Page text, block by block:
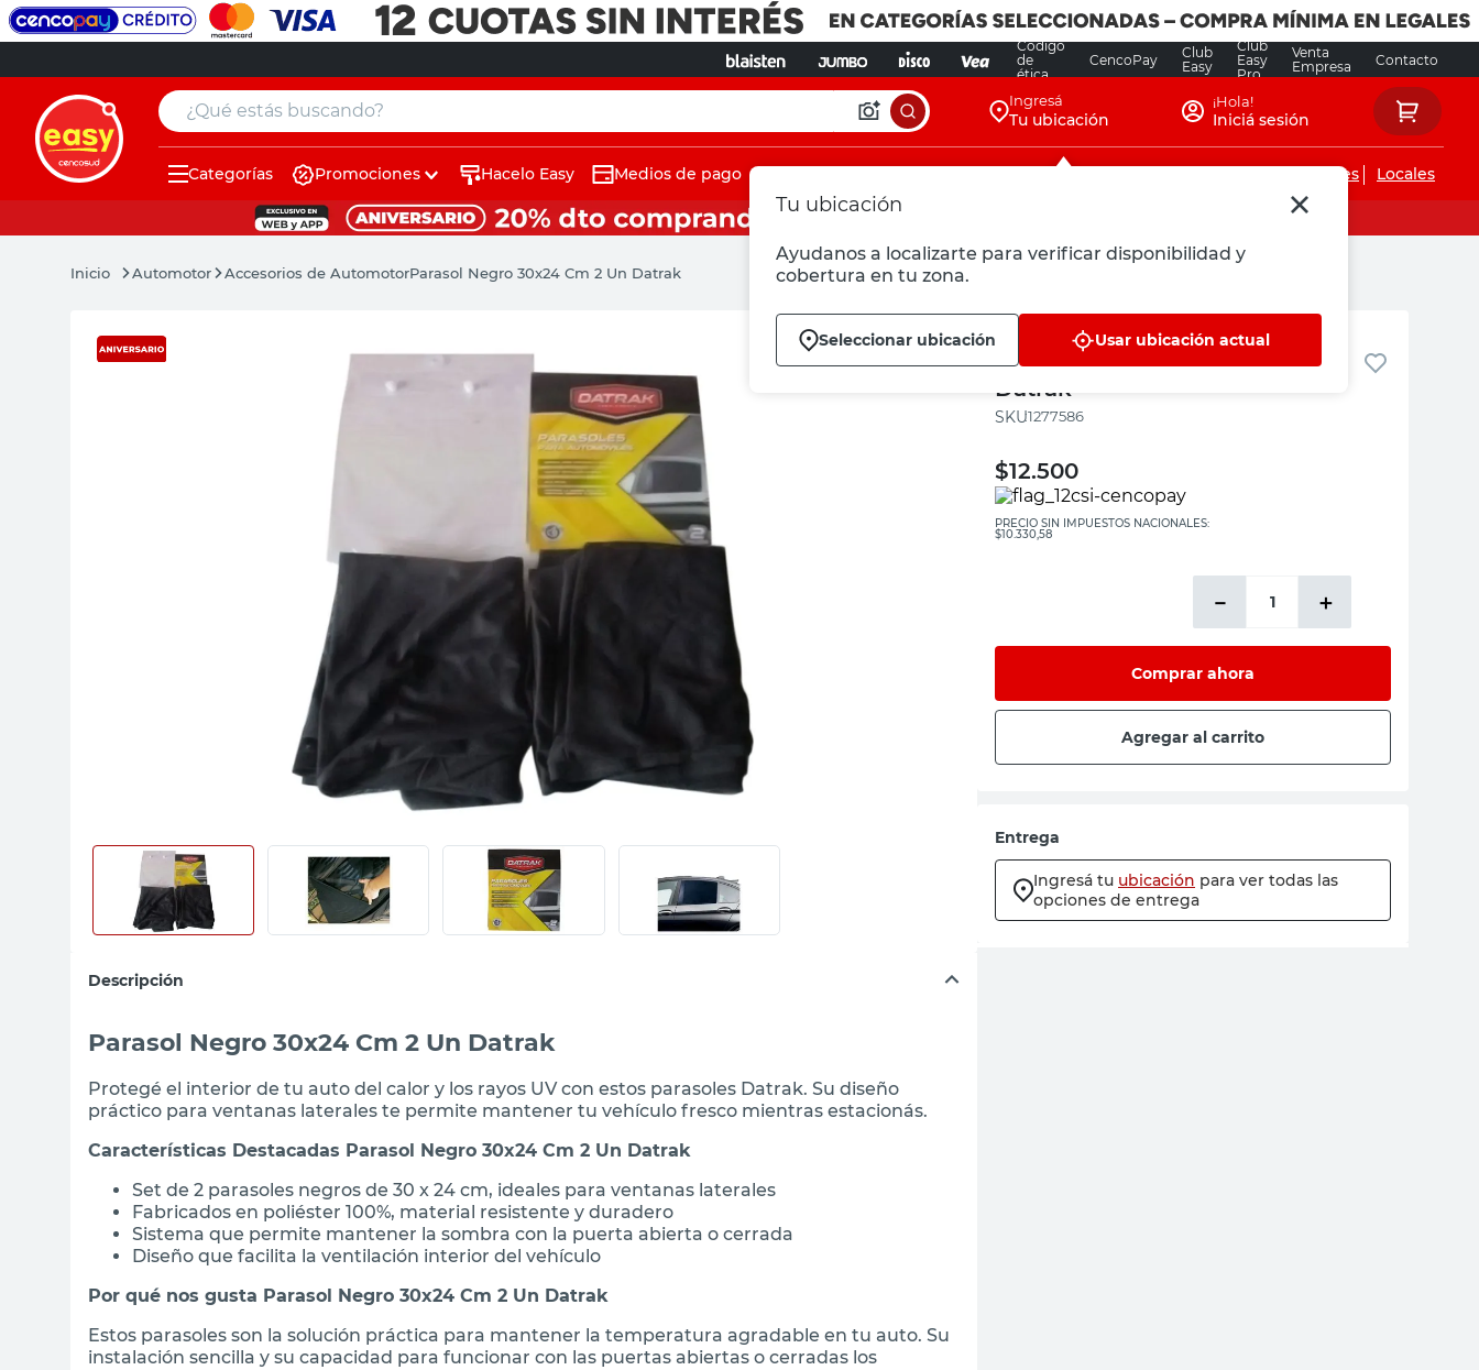
Código
de
ética
CencoPay
Club
Easy
Club
Easy
Pro
Venta
Empresa
Contacto
¿Qué estás buscando? Ingresá
Tu ubicación
Tu ubicación
Ayudanos a localizarte para verificar disponibilidad y
cobertura en tu zona.
Seleccionar ubicación Usar ubicación actual
¡Hola!
Iniciá sesión
Categorías Promociones Hacelo Easy Medios de pago Servicios de instalaciones Locales
Automotor Accesorios de AutomotorParasol Negro 30x24 Cm 2 Un Datrak
Descripción
Parasol Negro 30x24 Cm 2 Un Datrak
Protegé el interior de tu auto del calor y los rayos UV con estos parasoles Datrak. Su diseño
práctico para ventanas laterales te permite mantener tu vehículo fresco mientras estacionás.
Características Destacadas Parasol Negro 30x24 Cm 2 Un Datrak
Set de 2 parasoles negros de 30 x 24 cm, ideales para ventanas laterales
Fabricados en poliéster 100%, material resistente y duradero
Sistema que permite mantener la sombra con la puerta abierta o cerrada
Diseño que facilita la ventilación interior del vehículo
Por qué nos gusta Parasol Negro 30x24 Cm 2 Un Datrak
Estos parasoles son la solución práctica para mantener la temperatura agradable en tu auto. Su
instalación sencilla y su capacidad para funcionar con las puertas abiertas o cerradas los
Parasol Negro 30x24 Cm 2 Un
Datrak
:1277586
$12.500
PRECIO SIN IMPUESTOS NACIONALES:
$10.330,58
＋
－
Comprar ahora
Agregar al carrito
Entrega
Ingresá tu ubicación para ver todas las
opciones de entrega
muebles